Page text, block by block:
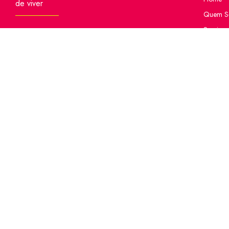
de viver
Quem
Serviços